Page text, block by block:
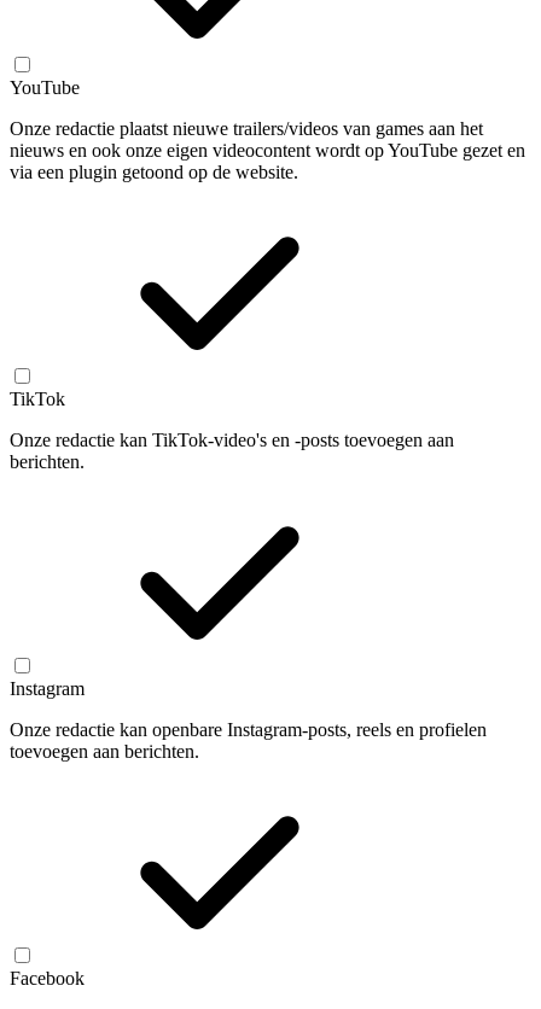
YouTube
Onze redactie plaatst nieuwe trailers/videos van games aan het
nieuws en ook onze eigen videocontent wordt op YouTube gezet en
via een plugin getoond op de website.
TikTok
Onze redactie kan TikTok-video's en -posts toevoegen aan
berichten.
Instagram
Onze redactie kan openbare Instagram-posts, reels en profielen
toevoegen aan berichten.
Facebook